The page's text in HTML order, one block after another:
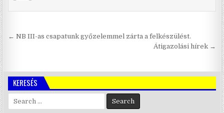
Bejegyzés
← NB III-as csapatunk győzelemmel zárta a felkészülést.
Átigazolási hírek →
KERESÉS